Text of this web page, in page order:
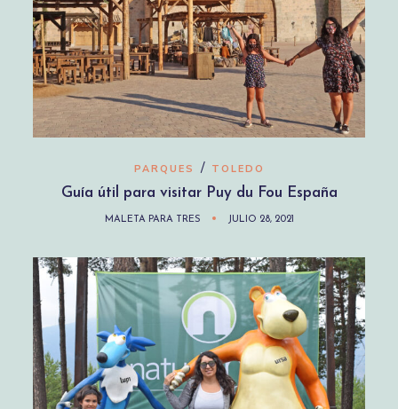
PARQUES / TOLEDO
Guía útil para visitar Puy du Fou España
MALETA PARA TRES JULIO 28, 2021